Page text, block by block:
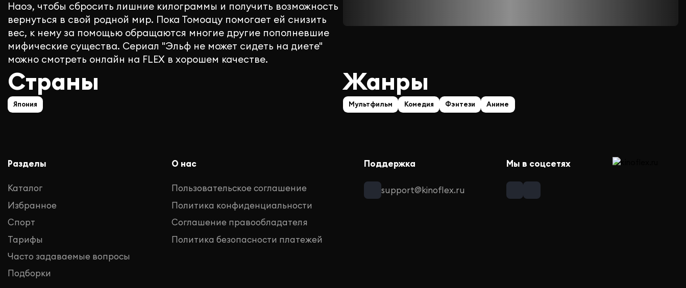
Наоэ, чтобы сбросить лишние килограммы и получить возможность
вернуться в свой родной мир. Пока Томоацу помогает ей снизить
вес, к нему за помощью обращаются многие другие пополневшие
мифические существа. Сериал "Эльф не может сидеть на диете"
можно смотреть онлайн на FLEX в хорошем качестве.
Страны
Япония
Жанры
Мультфильм Комедия Фэнтези Аниме
Разделы
Каталог
Избранное
Спорт
Тарифы
Часто задаваемые вопросы
Подборки
О нас
Пользовательское соглашение
Политика конфиденциальности
Соглашение правообладателя
Политика безопасности платежей
Поддержка
support@kinoflex.ru
Мы в соцсетях